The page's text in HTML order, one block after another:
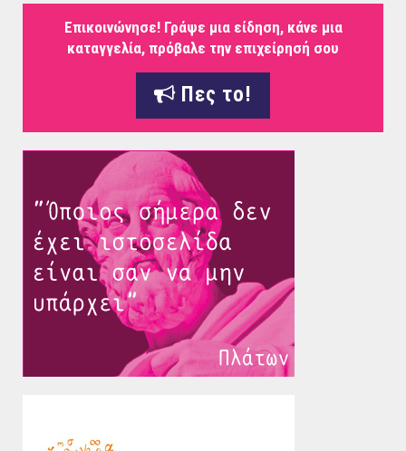
Επικοινώνησε! Γράψε μια είδηση, κάνε μια
καταγγελία, πρόβαλε την επιχείρησή σου
Πες το!